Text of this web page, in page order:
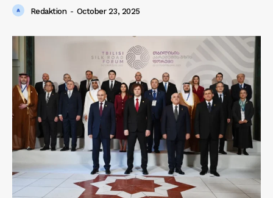
Redaktion - October 23, 2025